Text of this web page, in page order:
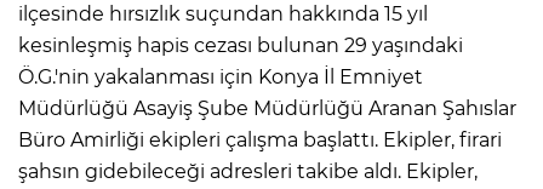
ilçesinde hırsızlık suçundan hakkında 15 yıl
kesinleşmiş hapis cezası bulunan 29 yaşındaki
Ö.G.'nin yakalanması için Konya İl Emniyet
Müdürlüğü Asayiş Şube Müdürlüğü Aranan Şahıslar
Büro Amirliği ekipleri çalışma başlattı. Ekipler, firari
şahsın gidebileceği adresleri takibe aldı. Ekipler,